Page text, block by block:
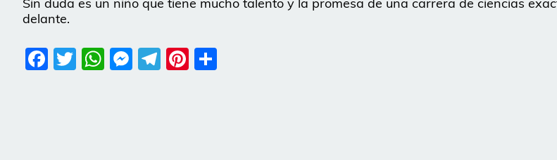
delante.
Facebook
Twitter
WhatsApp
Messenger
Telegram
Pinterest